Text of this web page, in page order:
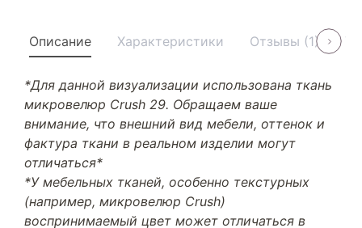
Описание Характеристики Отзывы (1)
*Для данной визуализации использована ткань
микровелюр Crush 29. Обращаем ваше
внимание, что внешний вид мебели, оттенок и
фактура ткани в реальном изделии могут
отличаться*
*У мебельных тканей, особенно текстурных
(например, микровелюр Crush)
воспринимаемый цвет может отличаться в